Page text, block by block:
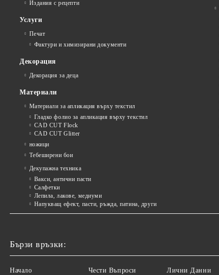
Издания с рецепти
Услуги
Печат
Фактури и химизирани документи
Декорация
Декорация за деца
Материали
Материали за апликация върху текстил
Гладко фолио за апликация върху текстил
CAD CUT Flock
CAD CUT Glitter
ножици
Тебеширени бои
Декупажна техника
Вакси, антични пасти
Салфетки
Лепила, лакове, медиуми
Напукващ ефект, пасти, ръжда, патина, други
Бързи връзки:
Начало Чести Въпроси Лични Данни